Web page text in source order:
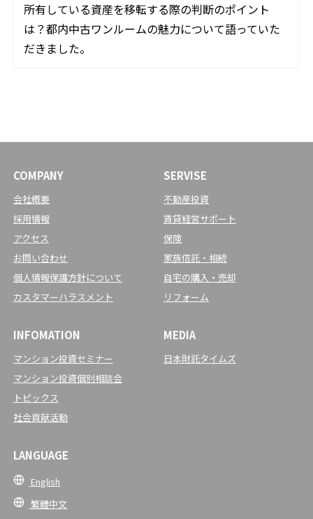
所有している資産を移転する際の判断のポイント
は？都内中古ワンルームの魅力について語っていた
だきました。
COMPANY
会社概要
採用情報
アクセス
お問い合わせ
個人情報保護方針について
カスタマーハラスメント
SERVISE
不動産投資
賃貸経営サポート
保険
家族信託・相続
自宅の購入・売却
リフォーム
INFOMATION
マンション投資セミナー
マンション投資個別相談会
トピックス
社会貢献活動
MEDIA
日本財託タイムズ
LANGUAGE
English
繁體中文